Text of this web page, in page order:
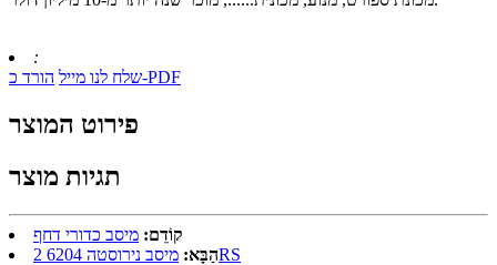
:
שלח לנו מיילהורד כ-PDF
פירוט המוצר
תגיות מוצר
קוֹדֵם: מיסב כדורי דחף
הַבָּא:מיסב נירוסטה 6204 2RS